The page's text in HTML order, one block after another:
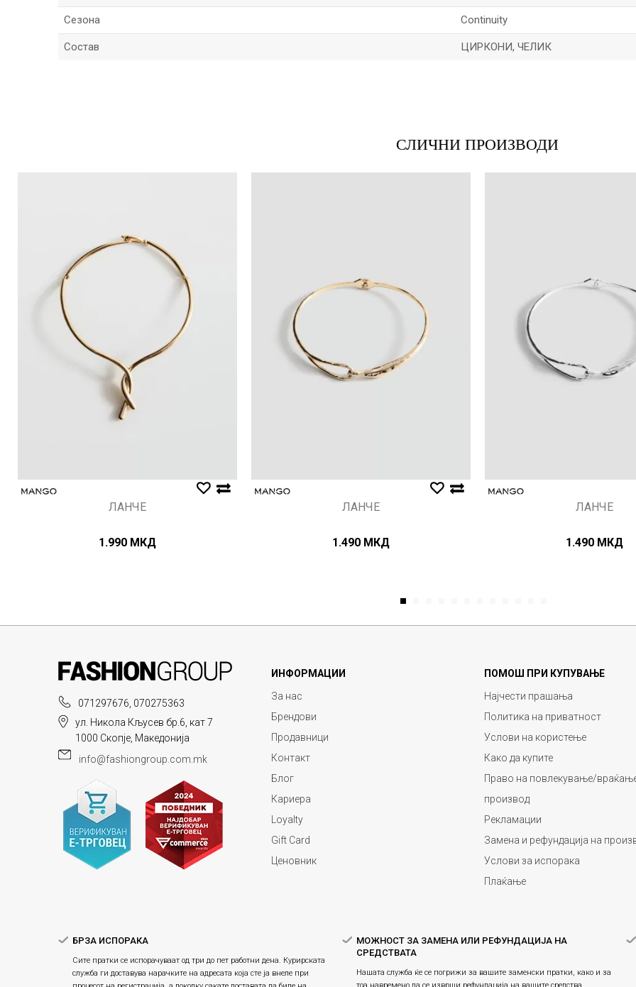
Сезона Continuity
Состав ЦИРКОНИ, ЧЕЛИК
Анти спам заштита - пресметајте колку е 9 - 4 :
СЛИЧНИ ПРОИЗВОДИ
ЛАНЧЕ
1.990 МКД
ЛАНЧЕ
1.490 МКД
ЛАНЧЕ
1.490 МКД
1
071297676, 070275363
ул. Никола Кљусев бр.6, кат 7
1000 Скопје, Македонија
info@fashiongroup.com.mk
ИНФОРМАЦИИ
За нас
Брендови
Продавници
Контакт
Блог
Кариера
Loyalty
Gift Card
Ценовник
ПОМОШ ПРИ КУПУВАЊЕ
Најчести прашања
Политика на приватност
Услови на користење
Како да купите
Право на повлекување/
производ
Рекламации
Замена и рефундација на
Услови за испорака
Плаќање
БРЗА ИСПОРАКА
Сите пратки се испорачуваат од три до пет работни дена. Курирската
служба ги доставува нарачките на адресата која сте ја внеле при
МОЖНОСТ ЗА ЗАМЕНА ИЛИ РЕФУНДАЦИЈА НА
СРЕДСТВАТА
Нашата служба ќе се погрижи за вашите заменски пратки, како и за
тоа навремено да се изврши рефундација на вашите средства.